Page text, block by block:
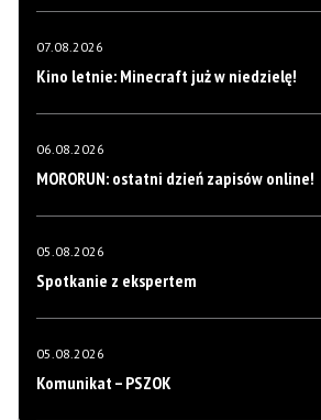
07.08.2026
Kino letnie: Minecraft już w niedzielę!
06.08.2026
MORORUN: ostatni dzień zapisów online!
05.08.2026
Spotkanie z ekspertem
05.08.2026
Komunikat – PSZOK